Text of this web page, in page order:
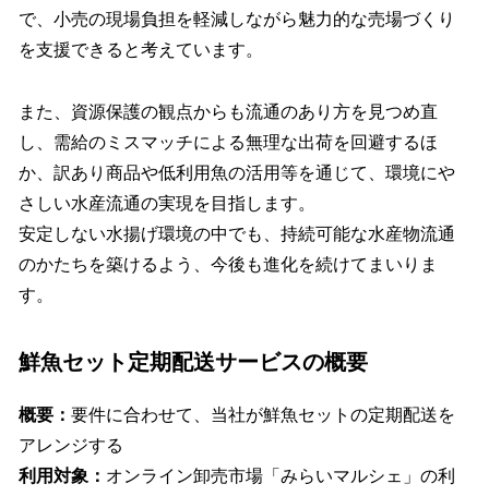
で、⼩売の現場負担を軽減しながら魅⼒的な売場づくり
を⽀援できると考えています。
また、資源保護の観点からも流通のあり⽅を⾒つめ直
し、需給のミスマッチによる無理な出荷を回避するほ
か、訳あり商品や低利⽤⿂の活⽤等を通じて、環境にや
さしい⽔産流通の実現を⽬指します。
安定しない⽔揚げ環境の中でも、持続可能な⽔産物流通
のかたちを築けるよう、今後も進化を続けてまいりま
す。
鮮⿂セット定期配送サービスの概要
概要： 要件に合わせて、当社が鮮⿂セットの定期配送を
アレンジする
利⽤対象： オンライン卸売市場「みらいマルシェ」の利